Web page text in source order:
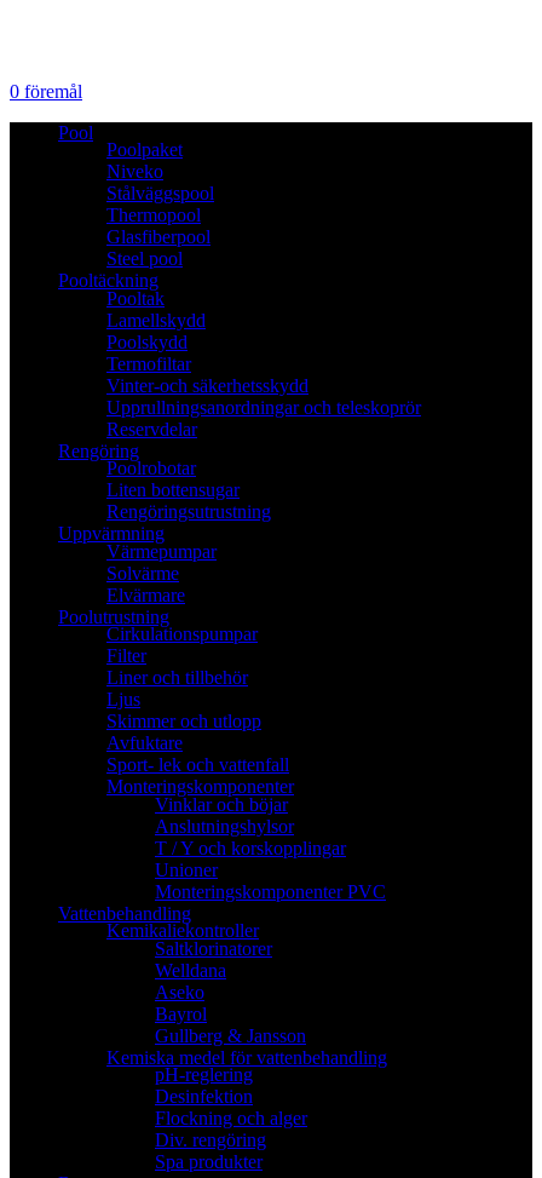
0 föremål
Pool
Poolpaket
Niveko
Stålväggspool
Thermopool
Glasfiberpool
Steel pool
Pooltäckning
Pooltak
Lamellskydd
Poolskydd
Termofiltar
Vinter-och säkerhetsskydd
Upprullningsanordningar och teleskoprör
Reservdelar
Rengöring
Poolrobotar
Liten bottensugar
Rengöringsutrustning
Uppvärmning
Värmepumpar
Solvärme
Elvärmare
Poolutrustning
Cirkulationspumpar
Filter
Liner och tillbehör
Ljus
Skimmer och utlopp
Avfuktare
Sport- lek och vattenfall
Monteringskomponenter
Vinklar och böjar
Anslutningshylsor
T / Y och korskopplingar
Unioner
Monteringskomponenter PVC
Vattenbehandling
Kemikaliekontroller
Saltklorinatorer
Welldana
Aseko
Bayrol
Gullberg & Jansson
Kemiska medel för vattenbehandling
pH-reglering
Desinfektion
Flockning och alger
Div. rengöring
Spa produkter